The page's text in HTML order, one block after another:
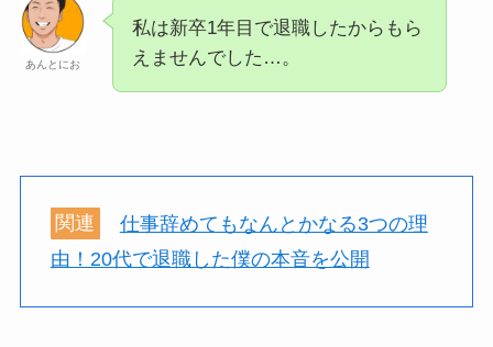
あんとにお
私は新卒1年目で退職したからもら
えませんでした…。
関連
仕事辞めてもなんとかなる3つの理
由！20代で退職した僕の本音を公開